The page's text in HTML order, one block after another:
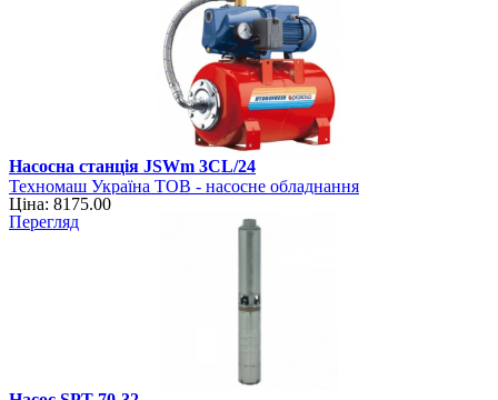
Насосна станція JSWm 3CL/24
Техномаш Україна ТОВ - насосне обладнання
Ціна: 8175.00
Перегляд